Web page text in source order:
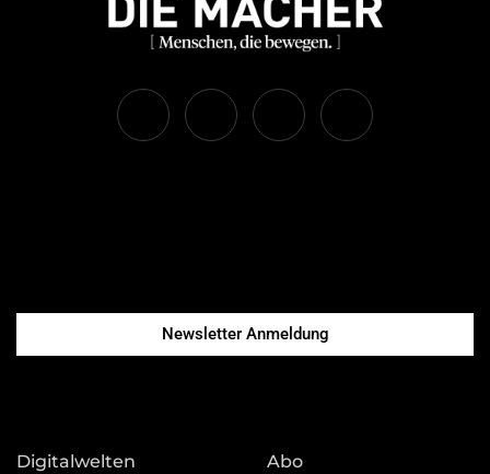
Newsletter Anmeldung
Digitalwelten
Abo